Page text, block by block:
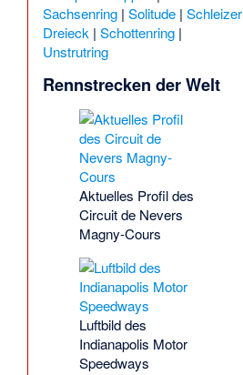
Sachsenring| Solitude| Schleizer
Dreieck | Schottenring|
Unstrutring
Rennstrecken der Welt
Aktuelles Profil des
Circuit de Nevers
Magny-Cours
Luftbild des
Indianapolis Motor
Speedways